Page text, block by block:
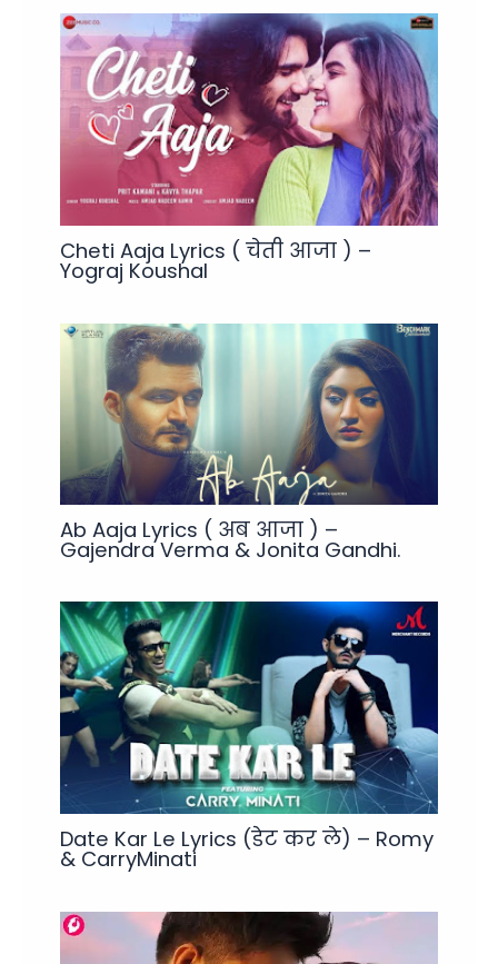
Cheti Aaja Lyrics ( चेती आजा ) –
Yograj Koushal
Ab Aaja Lyrics ( अब आजा ) –
Gajendra Verma & Jonita Gandhi.
Date Kar Le Lyrics (डेट कर ले) – Romy
& CarryMinati